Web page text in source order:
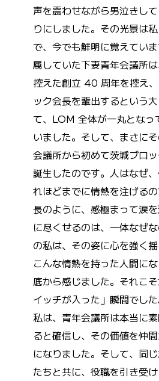
声を震わせながら男泣きし
りにしました。その光景は
で、今でも鮮明に覚えてい
属していた下妻青年会議所
控えた創立 40 周年を控え
ック会長を輩出するという
て、LOM 全体が一丸となっ
いました。そして、まさに
会議所から初めて茨城ブロ
誕生したのです。人はなぜ
れほどまでに情熱を注げる
長のように、感極まって涙
に尽くせるのは、一体なぜ
の私は、その姿に心を強く
こんな情熱を持った人間に
底から感じました。それこ
イッチが入った」瞬間でした
私は、青年会議所は本当に
ると確信し、その価値を仲
になりました。そして、同
たちと共に、役職を引き受